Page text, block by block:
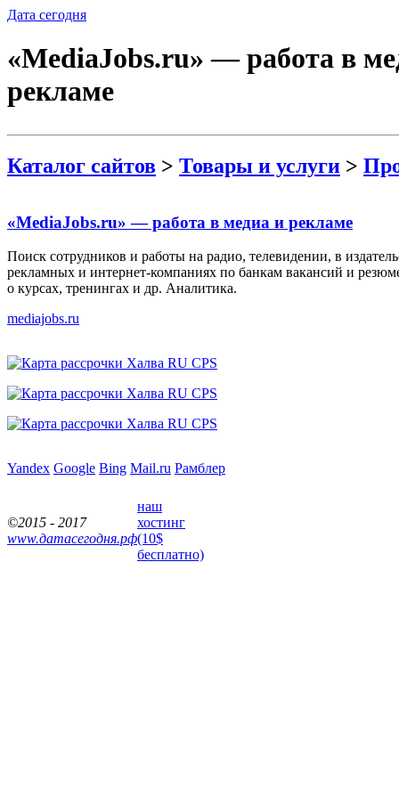
Дата сегодня
«MediaJobs.ru» — работа в
рекламе
Каталог сайтов > Товары и услуги >
«MediaJobs.ru» — работа в медиа и рекламе
Поиск сотрудников и работы на радио, телевидении, в
рекламных и интернет-компаниях по банкам вакансий и
о курсах, тренингах и др. Аналитика.
mediajobs.ru
Yandex Google Bing Mail.ru Рамблер
©2015 - 2017
www.датасегодня.рф
наш
хостинг
(10$
бесплатно)